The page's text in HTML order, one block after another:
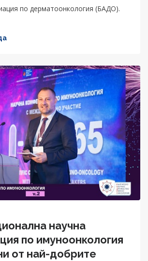
по дерматоонкология (БАДО).
научна
по имуноонкология
от най-добрите